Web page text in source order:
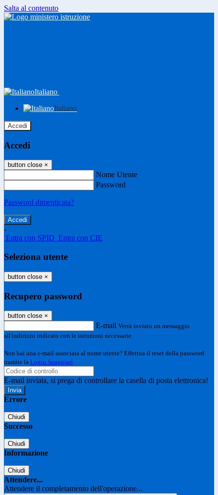
Salta al contenuto
Italiano
Italiano
Accedi
Accedi
button close ×
Nome Utente
Password
Password dimenticata?
-
Entra con SPID Entra con CIE
Seleziona utente
button close ×
Recupero password
button close ×
E-mail Verrà inviato un messaggio
all'indirizzo indicato con le istruzioni necessarie.
Non hai una e-mail associata al nome utente? Effettua il reset della password
tramite la Login Spaggiari
E-mail inviata, si prega di controllare la casella di posta elettronica!
Errore
Chiudi
Successo
Chiudi
Informazione
Chiudi
Attendere...
Attendere il completamento dell'operazione...